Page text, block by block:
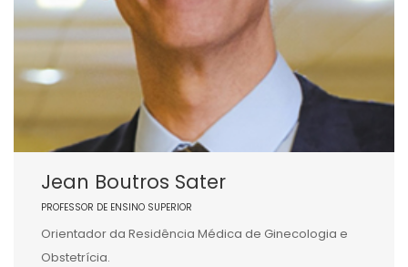
Jean Boutros Sater
PROFESSOR DE ENSINO SUPERIOR
Orientador da Residência Médica de Ginecologia e
Obstetrícia.